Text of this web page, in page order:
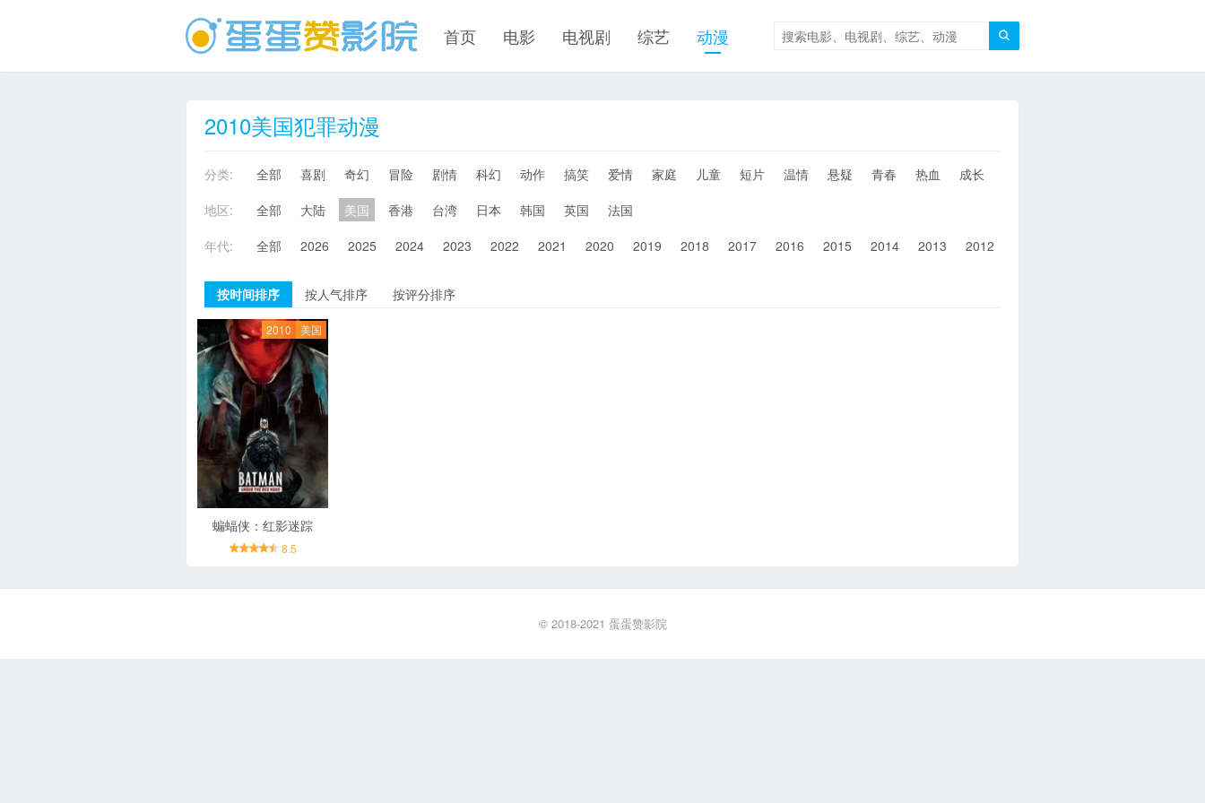

首页 电影 电视剧 综艺 动漫
2010美国犯罪动漫
分类: 全部 喜剧 奇幻 冒险 剧情 科幻 动作 搞笑 爱情 家庭 儿童 短片 温情 悬疑 青春 热血 成长
地区:
全部 大陆 美国 香港 台湾 日本 韩国 英国
法国
年代:
全部 2026 2025 2024 2023 2022 2021 2020 2019 2018 2017 2016 2015 2014 2013 2012
按时间排序 按人气排序 按评分排序
2010 美国
蝙蝠侠：红影迷踪
8.5
© 2018-2021 蛋蛋赞影院